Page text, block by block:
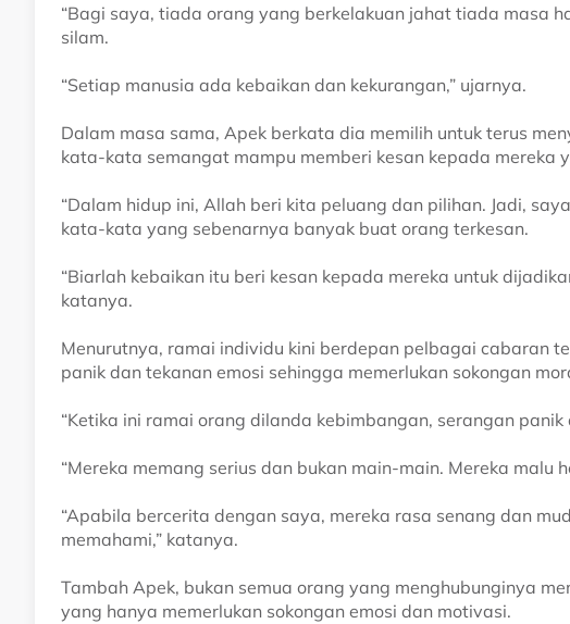
“Bagi saya, tiada orang yang berkelakuan jahat tiada masa
silam.
“Setiap manusia ada kebaikan dan kekurangan,” ujarnya.
Dalam masa sama, Apek berkata dia memilih untuk terus
kata-kata semangat mampu memberi kesan kepada mereka
“Dalam hidup ini, Allah beri kita peluang dan pilihan. Jadi,
kata-kata yang sebenarnya banyak buat orang terkesan.
“Biarlah kebaikan itu beri kesan kepada mereka untuk
katanya.
Menurutnya, ramai individu kini berdepan pelbagai cabaran
panik dan tekanan emosi sehingga memerlukan sokongan
“Ketika ini ramai orang dilanda kebimbangan, serangan panik
“Mereka memang serius dan bukan main-main. Mereka malu
“Apabila bercerita dengan saya, mereka rasa senang dan
memahami,” katanya.
Tambah Apek, bukan semua orang yang menghubunginya
yang hanya memerlukan sokongan emosi dan motivasi.